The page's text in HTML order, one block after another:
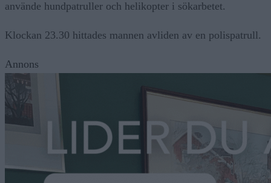
använde hundpatruller och helikopter i sökarbetet.
Klockan 23.30 hittades mannen avliden av en polispatrull.
Annons